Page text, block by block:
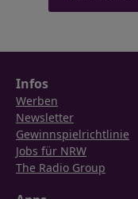
Infos
Werben
Newsletter
Gewinnspielrichtlinie
Jobs für NRW
The Radio Group